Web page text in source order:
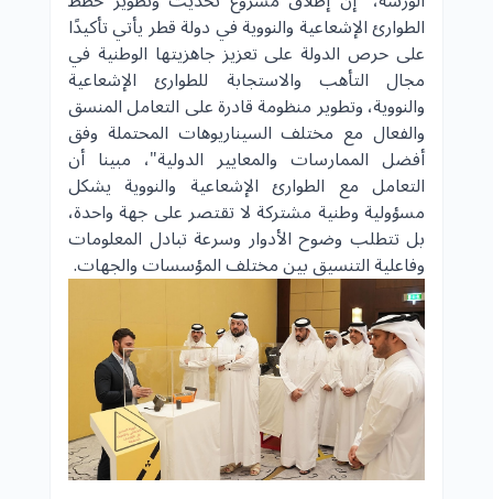
الطوارئ الإشعاعية والنووية في دولة قطر يأتي تأكيدًا
على حرص الدولة على تعزيز جاهزيتها الوطنية في
مجال التأهب والاستجابة للطوارئ الإشعاعية
والنووية، وتطوير منظومة قادرة على التعامل المنسق
والفعال مع مختلف السيناريوهات المحتملة وفق
أفضل الممارسات والمعايير الدولية"، مبينا أن
التعامل مع الطوارئ الإشعاعية والنووية يشكل
مسؤولية وطنية مشتركة لا تقتصر على جهة واحدة،
بل تتطلب وضوح الأدوار وسرعة تبادل المعلومات
وفاعلية التنسيق بين مختلف المؤسسات والجهات.